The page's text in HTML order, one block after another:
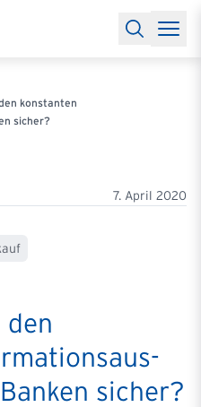
Anschlussfinanzierung
Städtevergleich
Einbindung
konstanten
sicher?
7. April 2020
sicher?